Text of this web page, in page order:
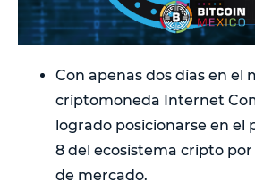
Con apenas dos días en el
criptomoneda Internet
logrado posicionarse en el
8 del ecosistema cripto
de mercado.